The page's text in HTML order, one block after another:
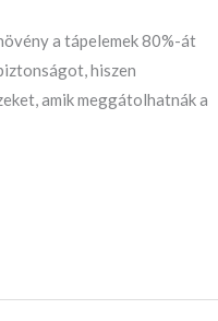
a tápelemek 80%-át
hiszen
amik meggátolhatnák a